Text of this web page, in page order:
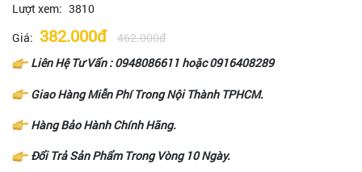
Lượt xem: 3810
Giá: 382.000đ
462.000đ
Liên Hệ Tư Vấn :0948086611 hoặc0916408289
Giao Hàng Miễn Phí Trong Nội Thành TPHCM.
Hàng Bảo Hành Chính Hãng.
Đổi Trả Sản Phẩm Trong Vòng 10 Ngày.